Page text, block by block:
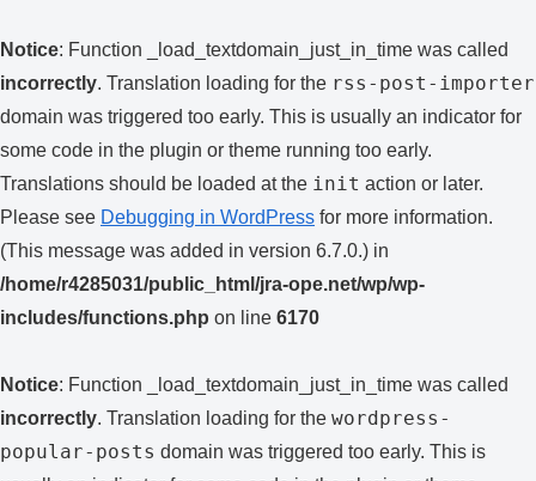
Notice: Function _load_textdomain_just_in_time was called
incorrectly. Translation loading for the rss-post-importer
domain was triggered too early. This is usually an indicator for
some code in the plugin or theme running too early.
Translations should be loaded at the init action or later.
Please see Debugging in WordPress for more information.
(This message was added in version 6.7.0.) in
/home/r4285031/public_html/jra-ope.net/wp/wp-
includes/functions.php on line 6170
Notice: Function _load_textdomain_just_in_time was called
incorrectly. Translation loading for the wordpress-
popular-posts domain was triggered too early. This is